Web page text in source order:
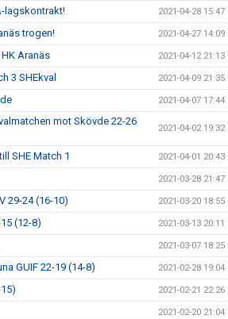
lagskontrakt! 2021-04-28 15:47
trogen! 2021-04-27 14:09
Aranäs 2021-04-12 21:13
3 SHEkval 2021-04-09 21:35
2021-04-07 17:44
mot Skövde 22-26
2021-04-02 19:32
SHE Match 1 2021-04-01 20:43
2021-03-28 21:47
29-24 (16-10) 2021-03-20 18:55
(12-8) 2021-03-13 20:11
2021-03-07 18:25
GUIF 22-19 (14-8) 2021-02-28 19:04
2021-02-21 22:26
2021-02-20 21:04